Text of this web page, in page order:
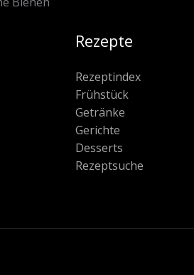
Rezepte
Rezeptindex
Frühstück
Getränke
Gerichte
Desserts
Rezeptsuche